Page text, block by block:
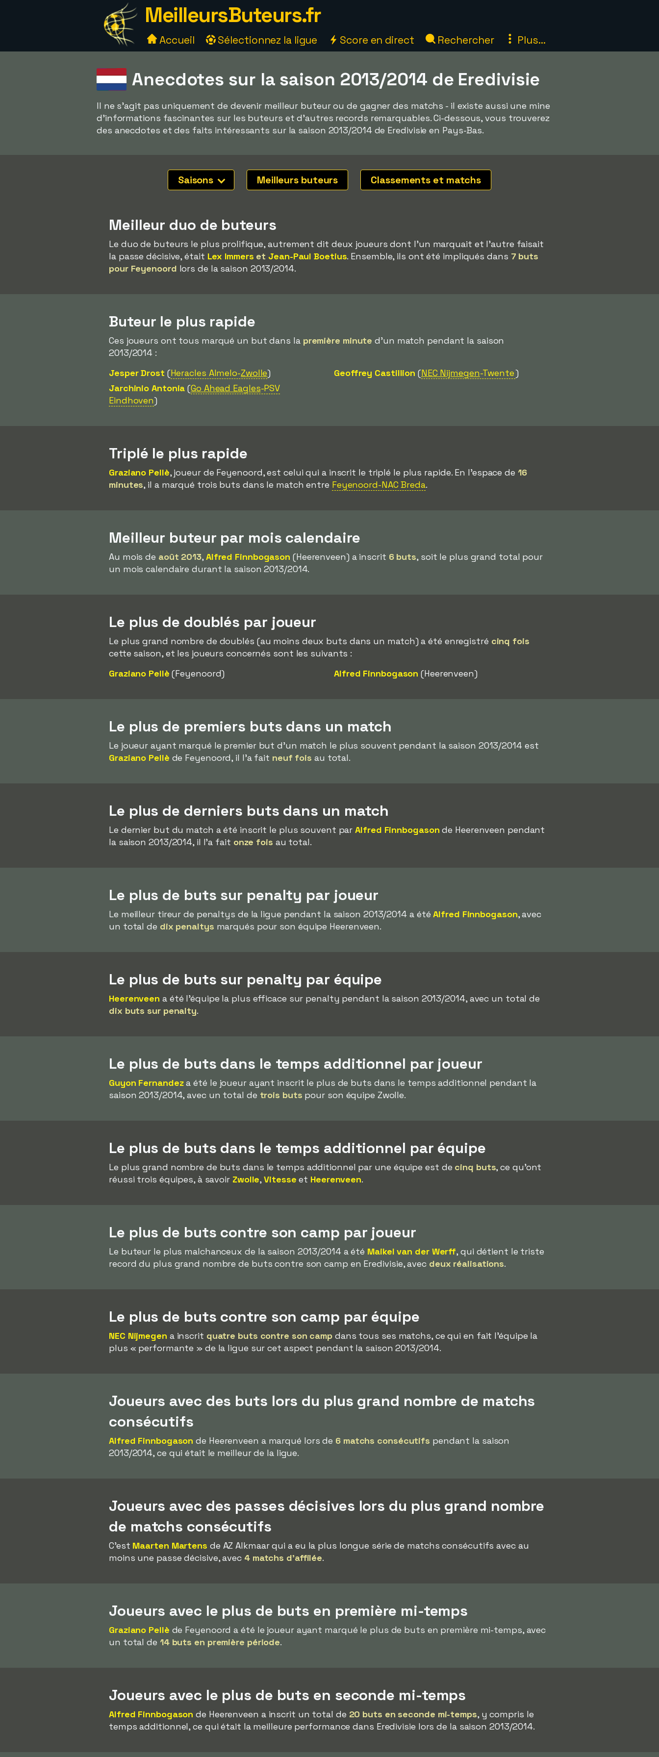
MeilleursButeurs.fr
Accueil Sélectionnez la ligue Score en direct Rechercher Plus...
Anecdotes sur la saison 2013/2014 de Eredivisie
Il ne s'agit pas uniquement de devenir meilleur buteur ou de gagner des matchs - il existe aussi une mine
d'informations fascinantes sur les buteurs et d'autres records remarquables. Ci-dessous, vous trouverez
des anecdotes et des faits intéressants sur la saison 2013/2014 de Eredivisie en Pays-Bas.
Saisons Meilleurs buteurs Classements et matchs
Meilleur duo de buteurs
Le duo de buteurs le plus prolifique, autrement dit deux joueurs dont l'un marquait et l'autre faisait
la passe décisive, était Lex Immers et Jean-Paul Boetius. Ensemble, ils ont été impliqués dans 7 buts
pour Feyenoord lors de la saison 2013/2014.
Buteur le plus rapide
Ces joueurs ont tous marqué un but dans la première minute d'un match pendant la saison
2013/2014 :
Jesper Drost (Heracles Almelo-Zwolle)
Jarchinio Antonia (Go Ahead Eagles-PSV
Eindhoven)
Geoffrey Castillion (NEC Nijmegen-Twente)
Triplé le plus rapide
Graziano Pellè, joueur de Feyenoord, est celui qui a inscrit le triplé le plus rapide. En l'espace de 16
minutes, il a marqué trois buts dans le match entre Feyenoord-NAC Breda.
Meilleur buteur par mois calendaire
Au mois de août 2013, Alfred Finnbogason (Heerenveen) a inscrit 6 buts, soit le plus grand total pour
un mois calendaire durant la saison 2013/2014.
Le plus de doublés par joueur
Le plus grand nombre de doublés (au moins deux buts dans un match) a été enregistré cinq fois
cette saison, et les joueurs concernés sont les suivants :
Graziano Pellè (Feyenoord) Alfred Finnbogason (Heerenveen)
Le plus de premiers buts dans un match
Le joueur ayant marqué le premier but d'un match le plus souvent pendant la saison 2013/2014 est
Graziano Pellè de Feyenoord, il l'a fait neuf fois au total.
Le plus de derniers buts dans un match
Le dernier but du match a été inscrit le plus souvent parAlfred Finnbogason de Heerenveen pendant
la saison 2013/2014, il l'a fait onze fois au total.
Le plus de buts sur penalty par joueur
Le meilleur tireur de penaltys de la ligue pendant la saison 2013/2014 a étéAlfred Finnbogason, avec
un total de dix penaltys marqués pour son équipe Heerenveen.
Le plus de buts sur penalty par équipe
Heerenveen a été l'équipe la plus efficace sur penalty pendant la saison 2013/2014, avec un total de
dix buts sur penalty.
Le plus de buts dans le temps additionnel par joueur
Guyon Fernandeza été le joueur ayant inscrit le plus de buts dans le temps additionnel pendant la
saison 2013/2014, avec un total de trois buts pour son équipe Zwolle.
Le plus de buts dans le temps additionnel par équipe
Le plus grand nombre de buts dans le temps additionnel par une équipe est de cinq buts, ce qu'ont
réussi trois équipes, à savoir Zwolle,Vitesse et Heerenveen.
Le plus de buts contre son camp par joueur
Le buteur le plus malchanceux de la saison 2013/2014 a été Maikel van der Werff, qui détient le triste
record du plus grand nombre de buts contre son camp en Eredivisie, avec deux réalisations.
Le plus de buts contre son camp par équipe
NEC Nijmegen a inscrit quatre buts contre son camp dans tous ses matchs, ce qui en fait l'équipe la
plus « performante » de la ligue sur cet aspect pendant la saison 2013/2014.
Joueurs avec des buts lors du plus grand nombre de matchs
consécutifs
Alfred Finnbogason de Heerenveen a marqué lors de 6 matchs consécutifs pendant la saison
2013/2014, ce qui était le meilleur de la ligue.
Joueurs avec des passes décisives lors du plus grand nombre
de matchs consécutifs
C'est Maarten Martens de AZ Alkmaar qui a eu la plus longue série de matchs consécutifs avec au
moins une passe décisive, avec 4 matchs d'affilée.
Joueurs avec le plus de buts en première mi-temps
Graziano Pellè de Feyenoord a été le joueur ayant marqué le plus de buts en première mi-temps, avec
un total de 14 buts en première période.
Joueurs avec le plus de buts en seconde mi-temps
Alfred Finnbogason de Heerenveen a inscrit un total de 20 buts en seconde mi-temps, y compris le
temps additionnel, ce qui était la meilleure performance dans Eredivisie lors de la saison 2013/2014.